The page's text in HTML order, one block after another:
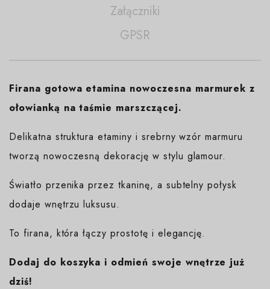
Załączniki
GPSR
Firana gotowa etamina nowoczesna marmurek z
ołowianką na taśmie marszczącej.
Delikatna struktura etaminy i srebrny wzór marmuru
tworzą nowoczesną dekorację w stylu glamour.
Światło przenika przez tkaninę, a subtelny połysk
dodaje wnętrzu luksusu.
To firana, która łączy prostotę i elegancję.
Dodaj do koszyka i odmień swoje wnętrze już
dziś!